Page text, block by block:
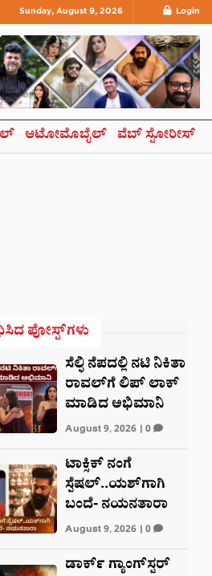
Sunday, August 9, 2026 Login
ಆಟೋಮೊಬೈಲ್ ವೆಬ್ ಸ್ಟೋರೀಸ್
ಪೋಸ್ಟ್‌ಗಳು
ಸೆಲ್ಫಿ ನೆಪದಲ್ಲಿ ನಟಿ ನಿಕಿತಾ
ರಾವಲ್‌‌ಗೆ ಲಿಪ್ ಲಾಕ್
ಮಾಡಿದ ಅಭಿಮಾನಿ
August 9, 2026| 0
ಟಾಕ್ಸಿಕ್ ನಂಗೆ
ಸ್ಪೆಷಲ್..ಯಶ್‌ಗಾಗಿ
ಬಂದೆ- ನಯನತಾರಾ
August 9, 2026| 0
ಡಾರ್ಕ್ ಗ್ಯಾಂಗ್‌ಸ್ಟರ್